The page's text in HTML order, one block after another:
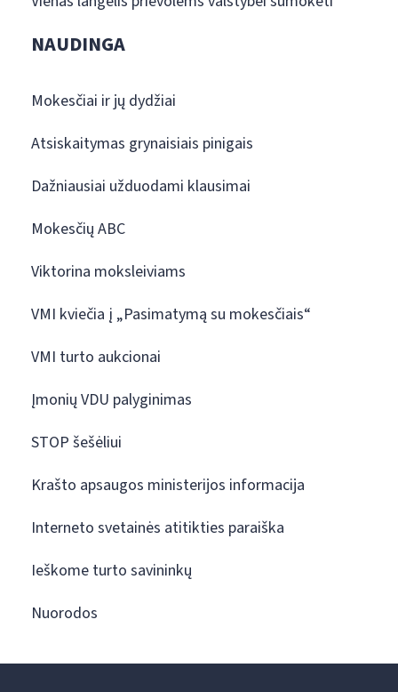
NAUDINGA
Mokesčiai ir jų dydžiai
Atsiskaitymas grynaisiais pinigais
Dažniausiai užduodami klausimai
Mokesčių ABC
Viktorina moksleiviams
VMI kviečia į „Pasimatymą su mokesčiais“
VMI turto aukcionai
Įmonių VDU palyginimas
STOP šešėliui
Krašto apsaugos ministerijos informacija
Interneto svetainės atitikties paraiška
Ieškome turto savininkų
Nuorodos